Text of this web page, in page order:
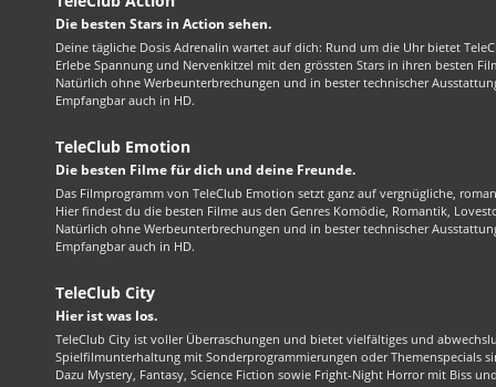
Die besten Stars in Action sehen.
Deine tägliche Dosis Adrenalin wartet auf dich: Rund um die Uhr bietet
Erlebe Spannung und Nervenkitzel mit den grössten Stars in ihren besten
Natürlich ohne Werbeunterbrechungen und in bester technischer
Empfangbar auch in HD.
TeleClub Emotion
Die besten Filme für dich und deine Freunde.
Das Filmprogramm von TeleClub Emotion setzt ganz auf vergnügliche,
Hier findest du die besten Filme aus den Genres Komödie, Romantik,
Natürlich ohne Werbeunterbrechungen und in bester technischer
Empfangbar auch in HD.
TeleClub City
Hier ist was los.
TeleClub City ist voller Überraschungen und bietet vielfältiges und
Spielfilmunterhaltung mit Sonderprogrammierungen oder Themenspecials
Dazu Mystery, Fantasy, Science Fiction sowie Fright-Night Horror mit Biss